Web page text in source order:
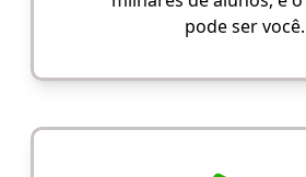
pode ser você.